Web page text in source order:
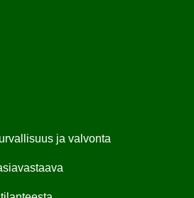
ja val­von­ta